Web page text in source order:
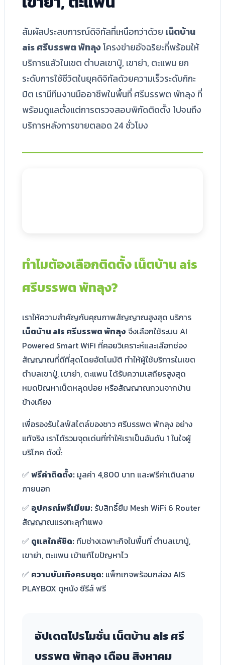
สัมผัสประสบการณ์ดิจิทัลที่เหนือกว่าด้วย เน็ตบ้าน
ais ศรีบรรพต พัทลุงโครงข่ายอัจฉริยะที่พร้อมให้
บริการแล้วในเขต ตำบลเขาปู่, เขาย่า, ตะแพน ยก
ระดับการใช้ชีวิตในยุคดิจิทัลด้วยความเร็วระดับกิกะ
บิต เรามีทีมงานมืออาชีพในพื้นที่ ศรีบรรพต พัทลุง ที่
พร้อมดูแลตั้งแต่การตรวจสอบพิกัดติดตั้ง ไปจนถึง
บริการหลังการขายตลอด 24 ชั่วโมง
ทำไมต้องเลือกติดตั้ง เน็ตบ้าน ais
ศรีบรรพต พัทลุง?
เราให้ความสำคัญกับคุณภาพสัญญาณสูงสุด บริการ
เน็ตบ้าน ais ศรีบรรพต พัทลุง จึงเลือกใช้ระบบ AI
Powered Smart WiFi ที่คอยวิเคราะห์และเลือกช่อง
สัญญาณที่ดีที่สุดโดยอัตโนมัติ ทำให้ผู้ใช้บริการในเขต
ตำบลเขาปู่, เขาย่า, ตะแพน ได้รับความเสถียรสูงสุด
หมดปัญหาเน็ตหลุดบ่อย หรือสัญญาณกวนจากบ้าน
ข้างเคียง
เพื่อรองรับไลฟ์สไตล์ของชาว ศรีบรรพต พัทลุง อย่าง
แท้จริง เราได้รวมจุดเด่นที่ทำให้เราเป็นอันดับ 1 ในใจผู้
บริโภค ดังนี้:
✅ ฟรีค่าติดตั้ง: มูลค่า 4,800 บาท และฟรีค่าเดินสาย
ภายนอก
✅ อุปกรณ์พรีเมียม: รับสิทธิ์ยืม Mesh WiFi 6 Router
สัญญาณแรงทะลุกำแพง
✅ ดูแลใกล้ชิด: ทีมช่างเฉพาะกิจในพื้นที่ ตำบลเขาปู่,
เขาย่า, ตะแพน เข้าแก้ไขปัญหาไว
✅ ความบันเทิงครบชุด: แพ็กเกจพร้อมกล่อง AIS
PLAYBOX ดูหนัง ซีรีส์ ฟรี
อัปเดตโปรโมชั่น เน็ตบ้าน ais ศรี
บรรพต พัทลุง เดือนสิงหาคม